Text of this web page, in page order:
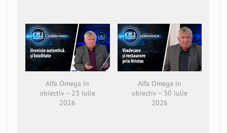
Alfa Omega în
obiectiv – 23 iulie
2026
Alfa Omega în
obiectiv – 30 iulie
2026